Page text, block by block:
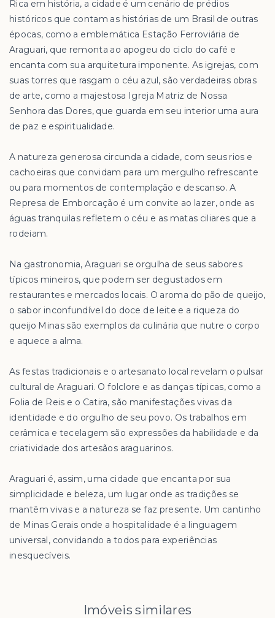
Rica em história, a cidade é um cenário de prédios
históricos que contam as histórias de um Brasil de outras
épocas, como a emblemática Estação Ferroviária de
Araguari, que remonta ao apogeu do ciclo do café e
encanta com sua arquitetura imponente. As igrejas, com
suas torres que rasgam o céu azul, são verdadeiras obras
de arte, como a majestosa Igreja Matriz de Nossa
Senhora das Dores, que guarda em seu interior uma aura
de paz e espiritualidade.
A natureza generosa circunda a cidade, com seus rios e
cachoeiras que convidam para um mergulho refrescante
ou para momentos de contemplação e descanso. A
Represa de Emborcação é um convite ao lazer, onde as
águas tranquilas refletem o céu e as matas ciliares que a
rodeiam.
Na gastronomia, Araguari se orgulha de seus sabores
típicos mineiros, que podem ser degustados em
restaurantes e mercados locais. O aroma do pão de queijo,
o sabor inconfundível do doce de leite e a riqueza do
queijo Minas são exemplos da culinária que nutre o corpo
e aquece a alma.
As festas tradicionais e o artesanato local revelam o pulsar
cultural de Araguari. O folclore e as danças típicas, como a
Folia de Reis e o Catira, são manifestações vivas da
identidade e do orgulho de seu povo. Os trabalhos em
cerâmica e tecelagem são expressões da habilidade e da
criatividade dos artesãos araguarinos.
Araguari é, assim, uma cidade que encanta por sua
simplicidade e beleza, um lugar onde as tradições se
mantêm vivas e a natureza se faz presente. Um cantinho
de Minas Gerais onde a hospitalidade é a linguagem
universal, convidando a todos para experiências
inesquecíveis.
Imóveis similares